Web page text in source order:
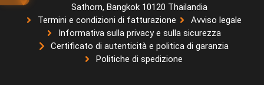
Sathorn, Bangkok 10120 Thailandia
Termini e condizioni di fatturazione
Avviso legale
Informativa sulla privacy e sulla sicurezza
Certificato di autenticità e politica di garanzia
Politiche di spedizione